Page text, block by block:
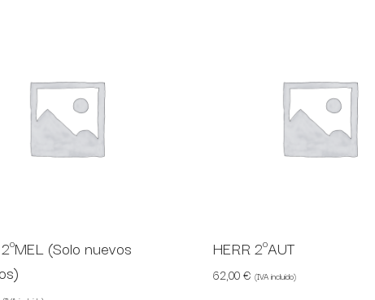
(Solo nuevos
HERR 2ºAUT
62,00€ (IVA incluido)